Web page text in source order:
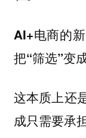
AI+电商的
把“筛选”变
这本质上还
成只需要承